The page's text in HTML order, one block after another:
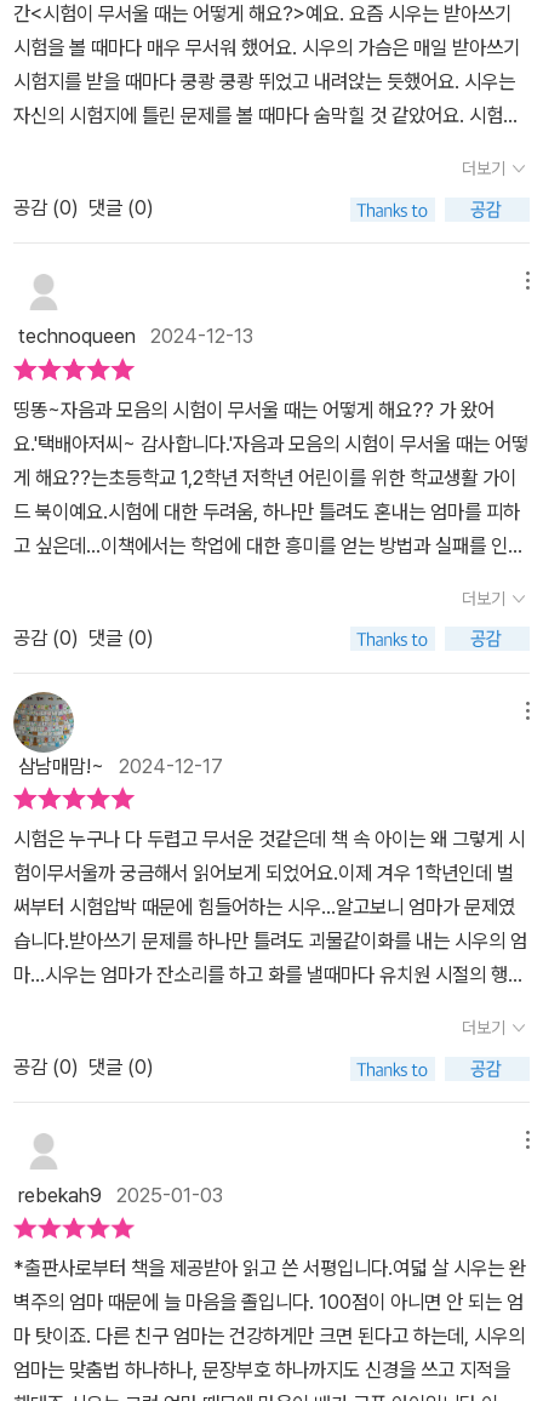
간<시험이 무서울 때는 어떻게 해요?>예요. 요즘 시우는 받아쓰기
시험을 볼 때마다 매우 무서워 했어요. 시우의 가슴은 매일 받아쓰기
시험지를 받을 때마다 쿵쾅 쿵쾅 뛰었고 내려앉는 듯했어요. 시우는
자신의 시험지에 틀린 문제를 볼 때마다 숨막힐 것 같았어요. 시험이
에 땀이 나고 시험지를 엄마에게 드릴 때마다 그 자리에서 사라지고
싶었어요. 엄마는 늘 시우에게 백 점을 기대해요. 시우가 시험을 잘 보
지 못할 때마다 또 틀렸냐고 말에 축 처지곤 했어요. 실제로 시우는 느
끼는 압박과 불안 속에서 벗어나 엄마의 사랑을 느끼고 싶어요. 우리
받아들이는 친구들의 모습을 볼 때마다 매우 부러워 했어요. 이 친구
들에게 시험은 그저 하나의 활동일 뿐이었어요. 이와 달리 시우는 무
서워하는 자신의 모습을 볼 때마다 너무 힘들고 괴로웠어요. 사실 시
우는 엄마에게 사랑을 받고 싶어했어요. 시우가 엄마의 기대에 미치
지 못할 때마다 엄마와 점점 멀어지는 것 같아 매우 슬펐어요.매번 시
험을 앞두고 두려움에 사로잡혀 있는 시우의 모습은 마치 끝없는 터
널 속에 갇혀 어디로 가야 할 지 몰라 헤매는 모습과 같았어요. 시험은
시우에게 있어 자신의 부족하고 연약한 모습을 재확인하는 시간과 같
았어요. 안타깝게도 시우는 자신의 외롭고 힘든 마음을 어느 누구와
거나 도와주려고 하지 않았어요. 시우가 혼자 감당하기에 너무 버거
웠고 늘 자신에게 찾아온 두려움과 홀로 싸워야만 했어요. 시우는 점
점 더 지쳐갔어요. 이제 시우는 시험이라는 단어만 들어도 마음 속에
커다란 새장에 갖힌 것 같아요. 과연 시우는 긴장과 압박에서 벗어나
엄마와 친밀한 관계를 맺을 수 있을까요?[이 글은 출판사로부터 책을
제공 받아 자유롭게 작성한 것입니다.]
더보기
공감 (0) 댓글 (0)
technoqueen 2024-12-13
띵똥~자음과 모음의 시험이 무서울 때는 어떻게 해요?? 가 왔어
요.'택배아저씨~ 감사합니다.'자음과 모음의 시험이 무서울 때는 어떻
게 해요??는초등학교 1,2학년 저학년 어린이를 위한 학교생활 가이
드 북이예요.시험에 대한 두려움, 하나만 틀려도 혼내는 엄마를 피하
고 싶은데...이책에서는 학업에 대한 흥미를 얻는 방법과 실패를 인정
<목차>1. 하나만 틀려도 혼나는 아이2. 나도 어른이 될 거야3. 쉴 틈
4. 조금만 참아5. 버텨6. 나를 이기는 일7. 비밀8. 꾀병의 진실9. 은
서를 응원합니다.작가의 말받아쓰기 한 문제 틀렸다고 우울해 하는
시우에 반해다섯개나 틀린 은서는 방글거리며 말합니다.우리 엄마는
그저 건강하게만 자라라. 공부 못해도 괜찮아.'라고요.엄마는 백점만
원해요.시우는 백점을 받지 못하면 심장이 쿵 내려앉고 달달 몸이 떨
려요.엄마는 점수에만 신경 쓰고 글씨도 잘 써야한다며 혼을 냅니다.
손에 힘을 주고 글을 쓰다보면 손에 쥐가 날 것 같아요.배울수록 틀리
는 것이 많아 지니 점점 배우는 게 싫어져요.야단도 많이 맞아요.엄마
는 교문 앞에서 나를 기다리고 있다가 보자마자받아쓰기 시험 본 것
을 물어봅니다.다른 엄마들은 학교 생활을 물어보는데 말이죠.시험보
는 것은 그저 하나의 활동일 뿐인데,시우는 시험 보는 것이 무섭습니
다.그리고 한 문제 틀릴 때마다엄마와 점점 멀어지는 것 같아 슬펐고
엄마가 무서웠어요.------------------학교에서 수업시간에 참아카
요?? 이수경 작가는공부를 놀이하듯 하면 된다네요.노래부를 듯 흥
얼 거리고 그림그 려가며 이해하면 된다고 해요.공부가 익숙해지면
재미가 붙고 게임 같아진대요.내가 100을 노력했는데... 50만큼 나
왔다고 해도 실망하지말래요.50은 사라진 것이 아니라 내 안에 저축
되는 거래요.초등저학년들의 학교생활 가이드북자음과 모음의 시험
이 무서울 때는 어떻게 해요?? 도서추천할게요.어린이는 물론 학부
모에게도 큰 도움이 되네요.[출판사로부터 도서 협찬을 받았고 본인
의 주관적인 견해에 의하여 작성함]
더보기
공감 (0) 댓글 (0)
삼남매맘!~ 2024-12-17
시험은 누구나 다 두렵고 무서운 것같은데 책 속 아이는 왜 그렇게 시
험이무서울까 궁금해서 읽어보게 되었어요.이제 겨우 1학년인데 벌
써부터 시험압박 때문에 힘들어하는 시우...알고보니 엄마가 문제였
습니다.받아쓰기 문제를 하나만 틀려도 괴물같이화를 내는 시우의 엄
마...시우는 엄마가 잔소리를 하고 화를 낼때마다 유치원 시절의 행복
어 보자던 '참아 카드'를 만들어일상생활에서 또는 공부할 때 카드를
내밀어 활용하는데요~그 효과가 무척이나 대단합니다.참아 카드 덕
분에 엄마와 시우의 관계도좋게 회복되어 참 다행이다 싶었습니다.아
직은 시험이 뭔지 압박은 커녕 두려움도없는 울 막둥이~~건강하게
니다.^^닦달하고 화내는엄마보다 아이를좀 더 품에 안아주고 보듬어
주는그런 사랑스런 엄마가 되어보고자하는 마음입니다.본 서평은 해
당 출판사로부터도서를 제공받았습니다.
더보기
공감 (0) 댓글 (0)
rebekah9 2025-01-03
*출판사로부터 책을 제공받아 읽고 쓴 서평입니다.여덟 살 시우는 완
벽주의 엄마 때문에 늘 마음을 졸입니다. 100점이 아니면 안 되는 엄
마 탓이죠. 다른 친구 엄마는 건강하게만 크면 된다고 하는데, 시우의
엄마는 맞춤법 하나하나, 문장부호 하나까지도 신경을 쓰고 지적을